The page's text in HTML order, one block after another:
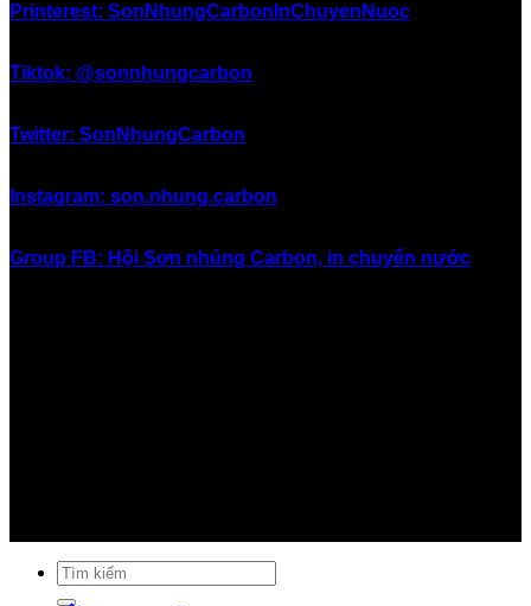
Printerest: SonNhungCarbonInChuyenNuoc
Tiktok: @sonnhungcarbon
Twitter: SonNhungCarbon
Instagram: son.nhung.carbon
Group FB: Hội Sơn nhúng Carbon, in chuyển nước
Tìm
kiếm: